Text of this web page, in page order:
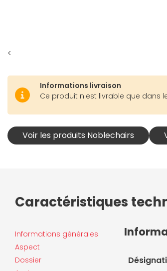
<
Informations livraison
Ce produit n'est livrable que dans
Voir les produits Noblechairs
Caractéristiques
Informations générales
Aspect
Dossier